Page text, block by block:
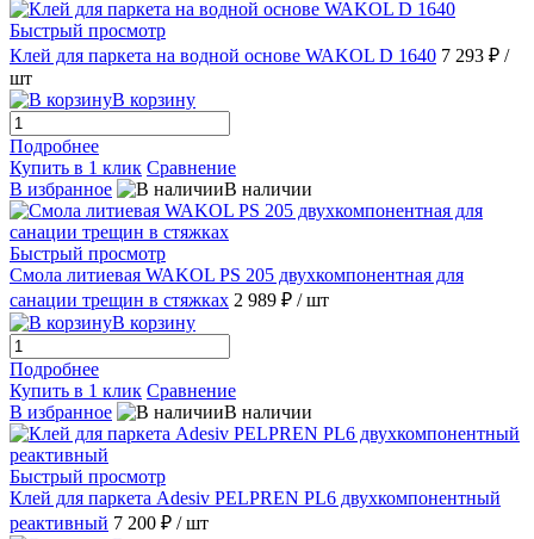
Быстрый просмотр
Клей для паркета на водной основе WAKOL D 1640 7 293 ₽ /
шт
В корзину
Подробнее
Купить в 1 клик Сравнение
В избранное
В наличии
Быстрый просмотр
Смола литиевая WAKOL PS 205 двухкомпонентная для
санации трещин в стяжках 2 989 ₽ / шт
В корзину
Подробнее
Купить в 1 клик Сравнение
В избранное
В наличии
Быстрый просмотр
Клей для паркета Adesiv PELPREN PL6 двухкомпонентный
реактивный 7 200 ₽ / шт